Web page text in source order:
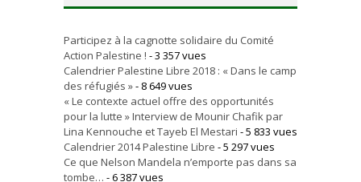
Participez à la cagnotte solidaire du Comité
Action Palestine ! - 3 357 vues
Calendrier Palestine Libre 2018 : « Dans le camp
des réfugiés »- 8 649 vues
« Le contexte actuel offre des opportunités
pour la lutte » Interview de Mounir Chafik par
Lina Kennouche et Tayeb El Mestari - 5 833 vues
Calendrier 2014 Palestine Libre - 5 297 vues
Ce que Nelson Mandela n’emporte pas dans sa
tombe… - 6 387 vues